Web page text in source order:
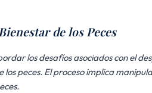
de los Peces
los desafíos asociados con el
peces. El proceso implica